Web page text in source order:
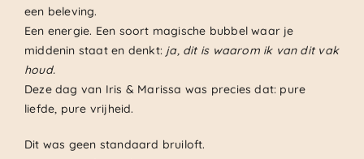
een beleving.
Een energie. Een soort magische bubbel waar je
middenin staat en denkt: ja, dit is waarom ik van dit vak
houd.
Deze dag van Iris & Marissa was precies dat: pure
liefde, pure vrijheid.
Dit was geen standaard bruiloft.